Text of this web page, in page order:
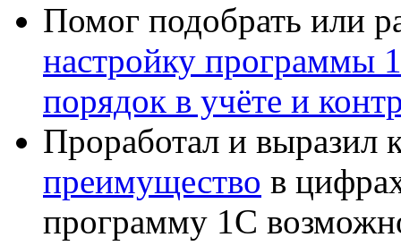
Помог подобрать или
настройку программы
порядок в учёте и
Проработал и выразил
преимущество в
программу 1С